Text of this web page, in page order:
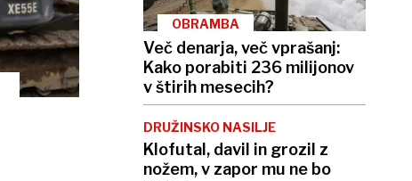
OBRAMBA
Več denarja, več vprašanj:
Kako porabiti 236 milijonov
v štirih mesecih?
DRUŽINSKO NASILJE
Klofutal, davil in grozil z
nožem, v zapor mu ne bo